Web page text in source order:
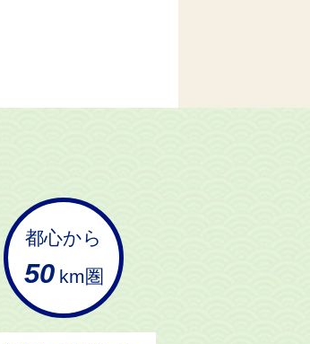
都心から
50 km圏